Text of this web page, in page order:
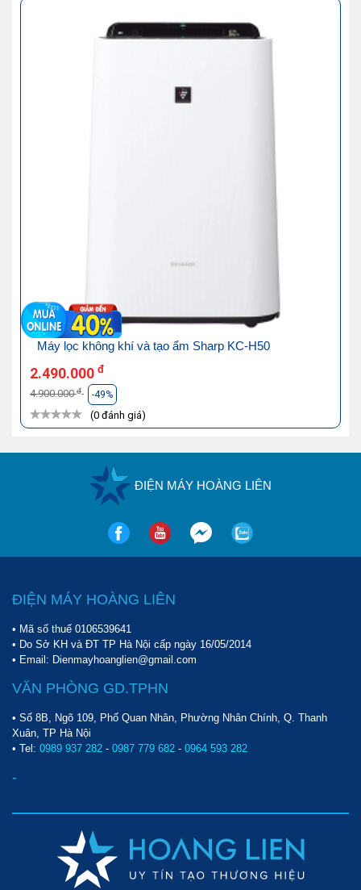
Máy lọc không khí và tạo ẩm Sharp KC-H50
2.490.000 đ
4.900.000đ -49%
(0 đánh giá)
ĐIỆN MÁY HOÀNG LIÊN
ĐIỆN MÁY HOÀNG LIÊN
• Mã số thuế 0106539641
• Do Sở KH và ĐT TP Hà Nội cấp ngày 16/05/2014
• Email: Dienmayhoanglien@gmail.com
VĂN PHÒNG GD.TPHN
• Số 8B, Ngõ 109, Phố Quan Nhân, Phường Nhân Chính, Q. Thanh
Xuân, TP Hà Nội
• Tel: 0989 937 282 - 0987 779 682 - 0964 593 282
-